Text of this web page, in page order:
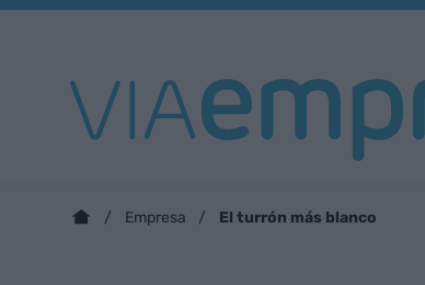
Empresa El turrón más blanco